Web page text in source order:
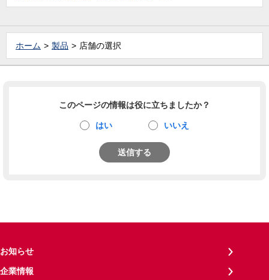
ホーム 製品 店舗の選択
このページの情報は役に立ちましたか？
はい いいえ
送信する
お知らせ
企業情報